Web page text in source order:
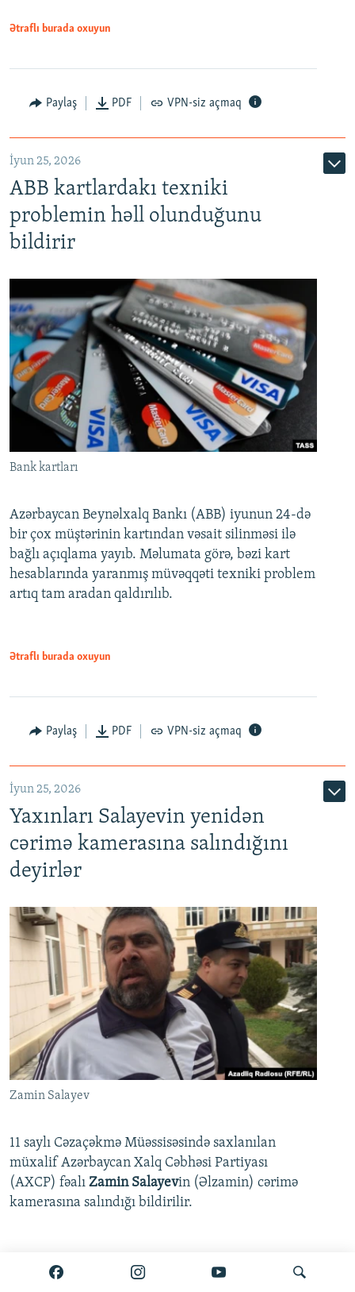
Auto 240p 360p 480p
720p 1080p
Ətraflı burada oxuyun
Paylaş PDF VPN-siz açmaq
İyun 25, 2026
ABB kartlardakı texniki
problemin həll olunduğunu
bildirir
Bank kartları
Azərbaycan Beynəlxalq Bankı (ABB) iyunun 24-də
bir çox müştərinin kartından vəsait silinməsi ilə
bağlı açıqlama yayıb. Məlumata görə, bəzi kart
hesablarında yaranmış müvəqqəti texniki problem
artıq tam aradan qaldırılıb.
Ətraflı burada oxuyun
Paylaş PDF VPN-siz açmaq
İyun 25, 2026
Yaxınları Salayevin yenidən
cərimə kamerasına salındığını
deyirlər
Zamin Salayev
11 saylı Cəzaçəkmə Müəssisəsində saxlanılan
müxalif Azərbaycan Xalq Cəbhəsi Partiyası
(AXCP) fəalı Zamin Salayevin (Əlzamin) cərimə
kamerasına salındığı bildirilir.
Ətraflı burada oxuyun